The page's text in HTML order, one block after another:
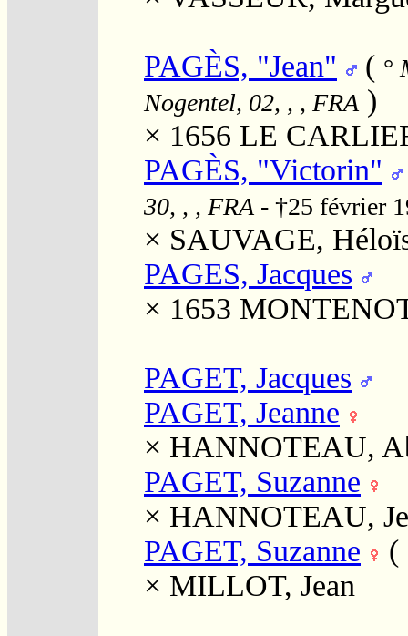
PAGÈS, "Jean" ( °
Nogentel, 02, , , FRA )
× 1656 LE
PAGÈS, "Victorin"
30, , , FRA - †25 février
× SAUVAGE,
PAGES, Jacques
× 1653
PAGET, Jacques
PAGET, Jeanne
× HANNOTEAU,
PAGET, Suzanne
× HANNOTEAU,
PAGET, Suzanne
(
× MILLOT, Jean